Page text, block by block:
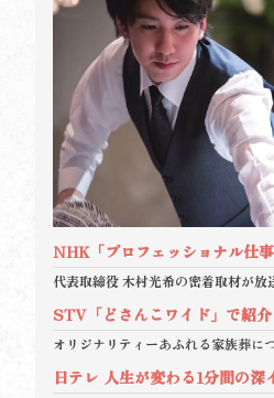
NHK「プロフェッショナル仕事
代表取締役 木村光希の密着取材が放
STV「どさんこワイド」で紹介
オリジナリティーあふれる家族葬に
日テレ 人生が変わる1分間の深